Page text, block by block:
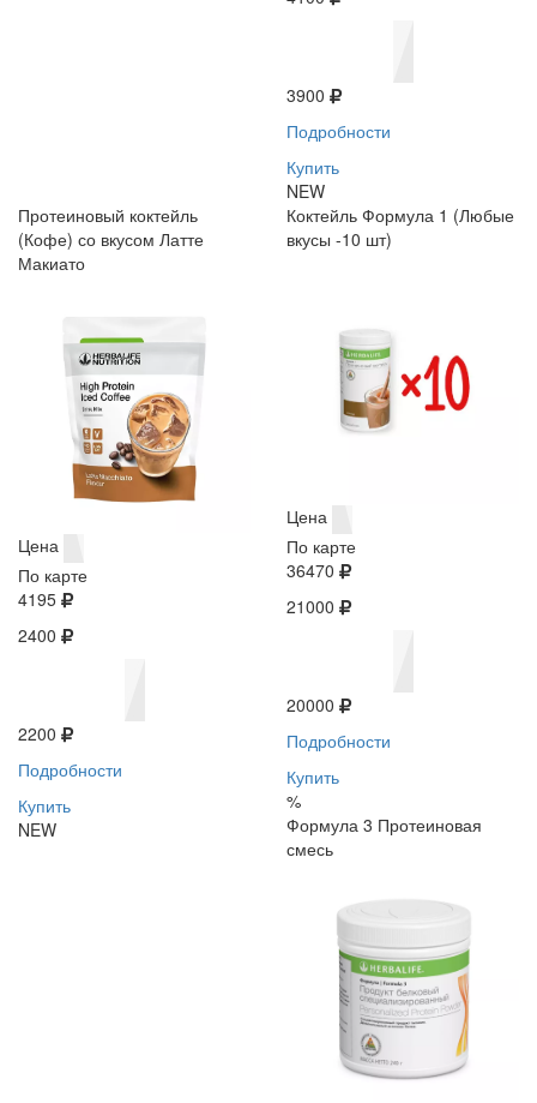
3900
Подробности
Купить
NEW
Протеиновый коктейль
(Кофе) со вкусом Латте
Макиато
Цена
По карте
4195
2400
2200
Подробности
Купить
NEW
Коктейль Формула 1 (Любые
вкусы -10 шт)
Цена
По карте
36470
21000
20000
Подробности
Купить
%
Формула 3 Протеиновая
смесь